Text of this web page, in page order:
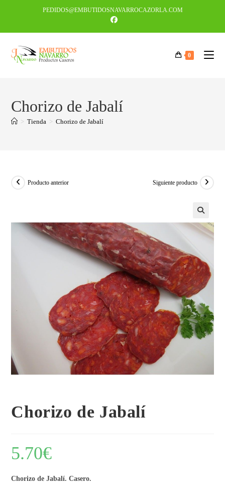
PEDIDOS@EMBUTIDOSNAVARROCAZORLA.COM
0
Chorizo de Jabalí
> Tienda > Chorizo de Jabalí
Producto anterior Siguiente producto
Chorizo de Jabalí
5.70€
Chorizo de Jabalí. Casero.